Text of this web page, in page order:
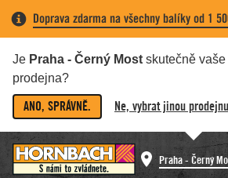
Doprava zdarma na všechny balíky od 1
Je Praha - Černý Most skutečně vaše
prodejna?
ANO, SPRÁVNĚ. Ne, vybrat jinou
Praha - Černý